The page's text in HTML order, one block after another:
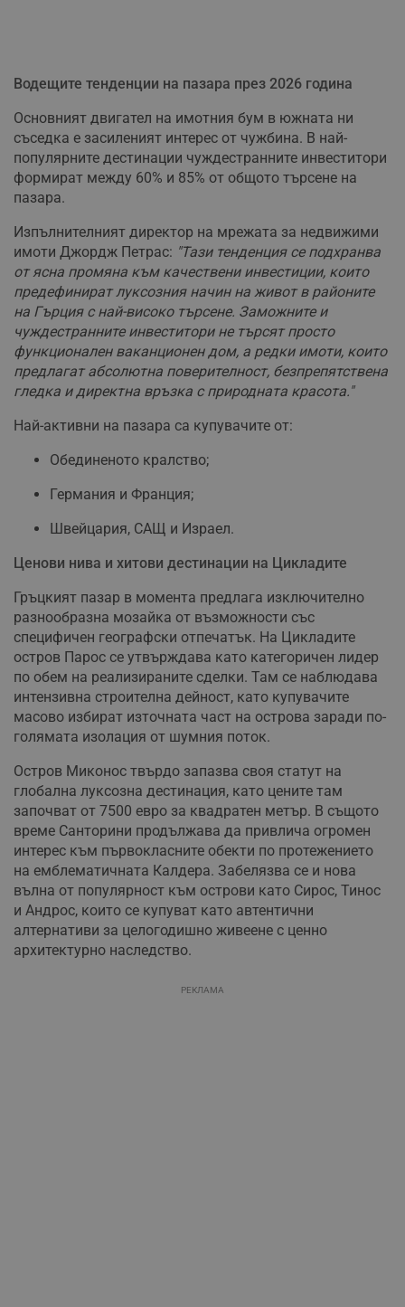
Водещите тенденции на пазара през 2026 година
Основният двигател на имотния бум в южната ни
съседка е засиленият интерес от чужбина. В най-
популярните дестинации чуждестранните инвеститори
формират между 60% и 85% от общото търсене на
пазара.
Изпълнителният директор на мрежата за недвижими
имоти Джордж Петрас: "Тази тенденция се подхранва
от ясна промяна към качествени инвестиции, които
предефинират луксозния начин на живот в районите
на Гърция с най-високо търсене. Заможните и
чуждестранните инвеститори не търсят просто
функционален ваканционен дом, а редки имоти, които
предлагат абсолютна поверителност, безпрепятствена
гледка и директна връзка с природната красота."
Най-активни на пазара са купувачите от:
Обединеното кралство;
Германия и Франция;
Швейцария, САЩ и Израел.
Ценови нива и хитови дестинации на Цикладите
Гръцкият пазар в момента предлага изключително
разнообразна мозайка от възможности със
специфичен географски отпечатък. На Цикладите
остров Парос се утвърждава като категоричен лидер
по обем на реализираните сделки. Там се наблюдава
интензивна строителна дейност, като купувачите
масово избират източната част на острова заради по-
голямата изолация от шумния поток.
Остров Миконос твърдо запазва своя статут на
глобална луксозна дестинация, като цените там
започват от 7500 евро за квадратен метър. В същото
време Санторини продължава да привлича огромен
интерес към първокласните обекти по протежението
на емблематичната Калдера. Забелязва се и нова
вълна от популярност към острови като Сирос, Тинос
и Андрос, които се купуват като автентични
алтернативи за целогодишно живеене с ценно
архитектурно наследство.
РЕКЛАМА